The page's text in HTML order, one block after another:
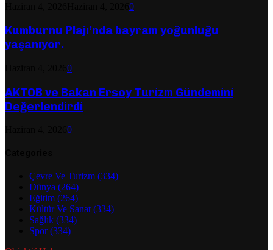
0
Kumburnu Plajı’nda bayram yoğunluğu
yaşanıyor.
0
AKTOB ve Bakan Ersoy Turizm Gündemini
Değerlendirdi
0
Çevre Ve Turizm (334)
Dünya (264)
Eğitim (264)
Kültür Ve Sanat (334)
Sağlık (334)
Spor(334)